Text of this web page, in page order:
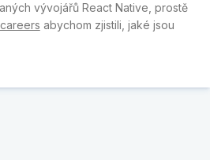
vývojářů React Native, prostě
abychom zjistili, jaké jsou